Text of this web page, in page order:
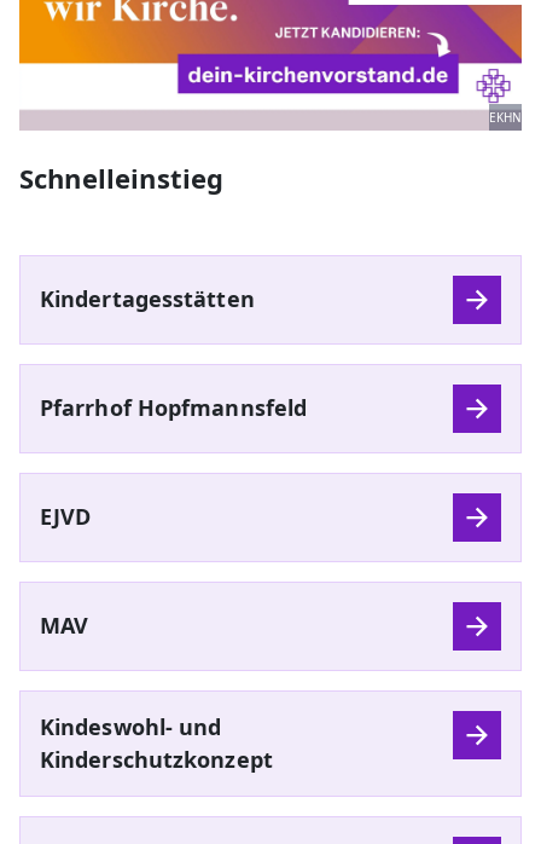
EKHN
Schnelleinstieg
Kindertagesstätten
Pfarrhof Hopfmannsfeld
EJVD
MAV
Kindeswohl- und
Kinderschutzkonzept